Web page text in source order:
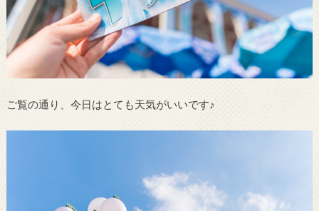
ご覧の通り、今日はとても天気がいいです♪